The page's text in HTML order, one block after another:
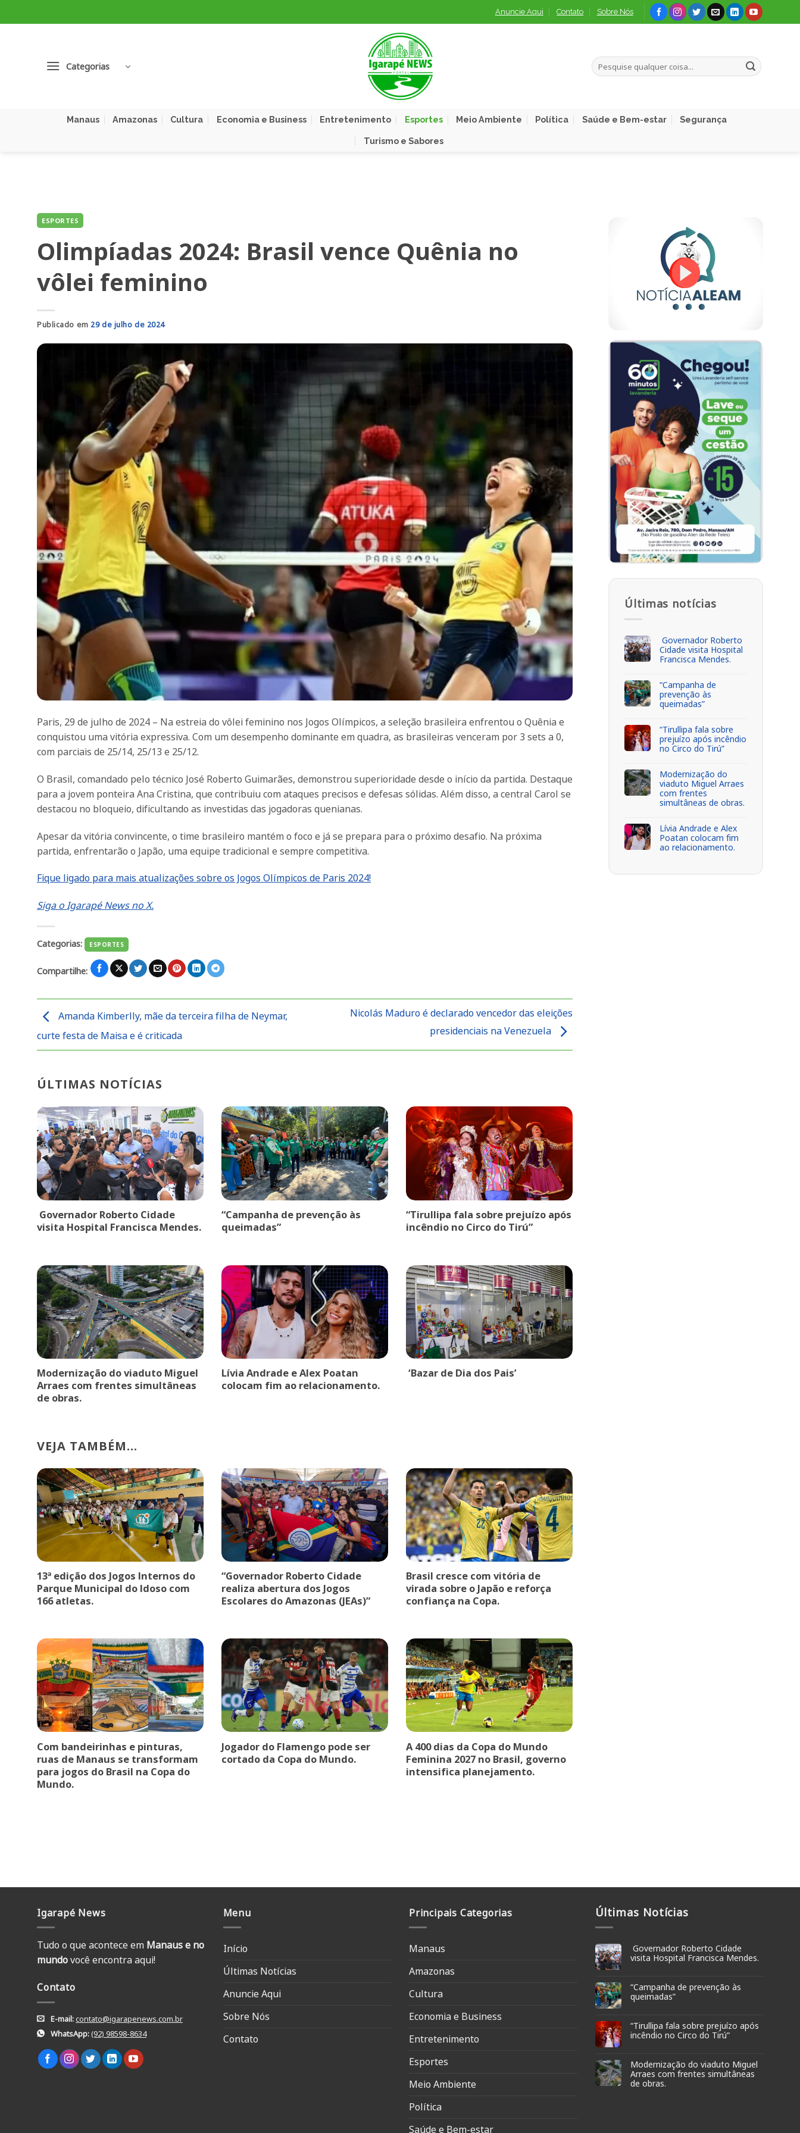
to
Anuncie Aqui Contato Sobre Nós
Categorias
Manaus Amazonas Cultura Economia e Business Entretenimento Esportes Meio Ambiente Política Saúde e Bem-estar Segurança
Turismo e Sabores
ESPORTES
Olimpíadas 2024: Brasil vence Quênia no
vôlei feminino
Publicado em 29 de julho de 2024
Paris, 29 de julho de 2024 – Na estreia do vôlei feminino nos Jogos Olímpicos, a seleção brasileira enfrentou o Quênia e
conquistou uma vitória expressiva. Com um desempenho dominante em quadra, as brasileiras venceram por 3 sets a 0,
com parciais de 25/14, 25/13 e 25/12.
O Brasil, comandado pelo técnico José Roberto Guimarães, demonstrou superioridade desde o início da partida. Destaque
para a jovem ponteira Ana Cristina, que contribuiu com ataques precisos e defesas sólidas. Além disso, a central Carol se
destacou no bloqueio, dificultando as investidas das jogadoras quenianas.
Apesar da vitória convincente, o time brasileiro mantém o foco e já se prepara para o próximo desafio. Na próxima
partida, enfrentarão o Japão, uma equipe tradicional e sempre competitiva.
Fique ligado para mais atualizações sobre os Jogos Olímpicos de Paris 2024!
Siga o Igarapé News no X.
Categorias: ESPORTES
Compartilhe:
Amanda Kimberlly, mãe da terceira filha de Neymar,
curte festa de Maisa e é criticada
Nicolás Maduro é declarado vencedor das eleições
presidenciais na Venezuela
ÚLTIMAS NOTÍCIAS
Governador Roberto Cidade
visita Hospital Francisca Mendes.
“Campanha de prevenção às
queimadas”
“Tirullipa fala sobre prejuízo após
incêndio no Circo do Tirú”
Modernização do viaduto Miguel
Arraes com frentes simultâneas
de obras.
Lívia Andrade e Alex Poatan
colocam fim ao relacionamento.
‘Bazar de Dia dos Pais’
VEJA TAMBÉM...
13ª edição dos Jogos Internos do
Parque Municipal do Idoso com
166 atletas.
“Governador Roberto Cidade
realiza abertura dos Jogos
Escolares do Amazonas (JEAs)”
Brasil cresce com vitória de
virada sobre o Japão e reforça
confiança na Copa.
Com bandeirinhas e pinturas,
ruas de Manaus se transformam
para jogos do Brasil na Copa do
Mundo.
Jogador do Flamengo pode ser
cortado da Copa do Mundo.
A 400 dias da Copa do Mundo
Feminina 2027 no Brasil, governo
intensifica planejamento.
Últimas notícias
Governador Roberto
Cidade visita Hospital
Francisca Mendes.
“Campanha de
prevenção às
queimadas”
“Tirullipa fala sobre
prejuízo após incêndio
no Circo do Tirú”
Modernização do
viaduto Miguel Arraes
com frentes
simultâneas de obras.
Lívia Andrade e Alex
Poatan colocam fim
ao relacionamento.
Igarapé News
Tudo o que acontece em Manaus e no
mundovocê encontra aqui!
Contato
E-mail:contato@igarapenews.com.br
WhatsApp:(92) 98598-8634
Menu
Início
Últimas Notícias
Anuncie Aqui
Sobre Nós
Contato
Principais Categorias
Manaus
Amazonas
Cultura
Economia e Business
Entretenimento
Esportes
Meio Ambiente
Política
Saúde e Bem-estar
Últimas Notícias
Governador Roberto Cidade
visita Hospital Francisca Mendes.
“Campanha de prevenção às
queimadas”
“Tirullipa fala sobre prejuízo após
incêndio no Circo do Tirú”
Modernização do viaduto Miguel
Arraes com frentes simultâneas
de obras.